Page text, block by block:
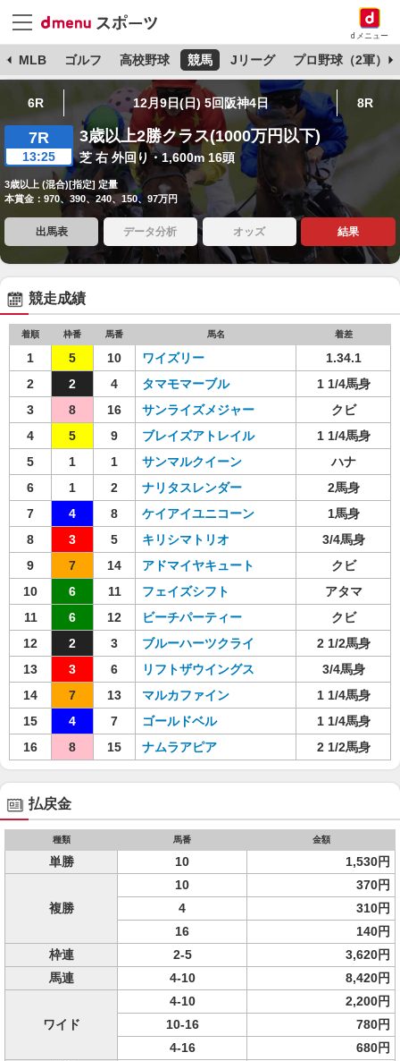
dメニュー
MLB ゴルフ 高校野球 競馬 Jリーグ プロ野球（2軍）
6R 12月9日(日) 5回阪神4日 8R
7R
13:25
3歳以上2勝クラス(1000万円以下)
芝 右 外回り・1,600m 16頭
3歳以上 (混合)[指定] 定量
本賞金：970、390、240、150、97万円
出馬表 データ分析 オッズ 結果
競走成績
着順 枠番 馬番 馬名 着差
1 5 10 ワイズリー
1.34.1
2
2 4 タマモマーブル
1 1/4馬身
3
8 16 サンライズメジャー
クビ
4
5 9 ブレイズアトレイル
1 1/4馬身
5
1 1 サンマルクイーン
ハナ
6
1 2 ナリタスレンダー
2馬身
7
4 8 ケイアイユニコーン
1馬身
8
3 5 キリシマトリオ
3/4馬身
9
7 14 アドマイヤキュート
クビ
10
6 11 フェイズシフト
アタマ
11
6 12 ビーチパーティー
クビ
12
2 3 ブルーハーツクライ
2 1/2馬身
13
3 6 リフトザウイングス
3/4馬身
14
7 13 マルカファイン
1 1/4馬身
15
4 7 ゴールドベル
1 1/4馬身
16
8 15 ナムラアピア 2 1/2馬身
払戻金
種類 馬番 金額
単勝 10 1,530円
複勝
10
370円
4
310円
16
140円
枠連
2-5
3,620円
馬連
4-10 8,420円
ワイド
4-10
2,200円
10-16
780円
4-16
680円